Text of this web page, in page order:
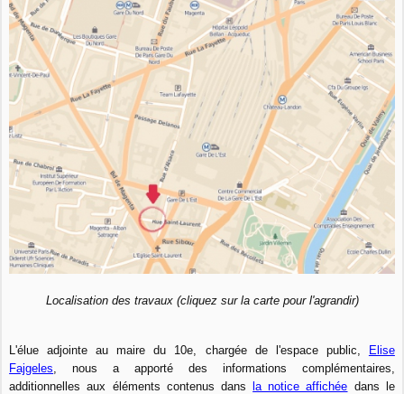
Localisation des travaux (cliquez sur la carte pour l'agrandir)
L'élue adjointe au maire du 10e, chargée de l'espace public,
Elise
Fajgeles , nous a apporté des informations complémentaires,
additionnelles aux éléments contenus dans
la notice affichée dans le